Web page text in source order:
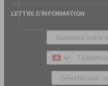
LETTRE D'INFORMATION
Téléphone
Type de client